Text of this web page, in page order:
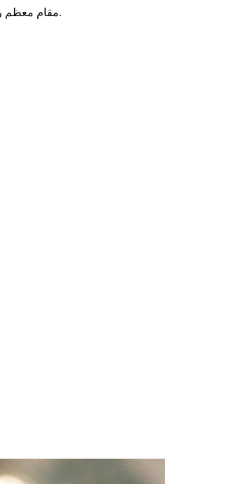
مقام معظم رهبری: در طول تاریخ، رنگ های گوناگون بر سیاست این کشور پهناور سایه افکند؛ اما رنگ ثابت مردم گیلان، رنگ ایمان بود.